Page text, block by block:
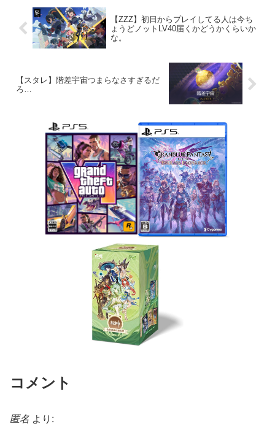
【ZZZ】初日からプレイしてる人は今ち
ょうどノットLV40届くかどうかくらいか
な。
【スタレ】階差宇宙つまらなさすぎるだ
ろ…
コメント
匿名 より: